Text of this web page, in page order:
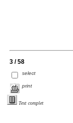
3 / 58
select
print
Text complet